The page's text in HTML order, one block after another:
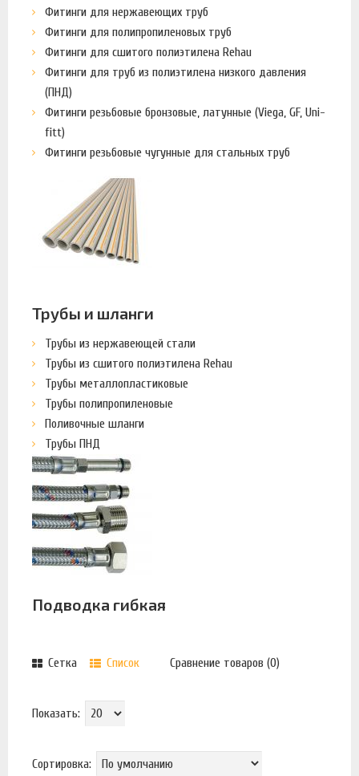
Фитинги для нержавеющих труб
Фитинги для полипропиленовых труб
Фитинги для сшитого полиэтилена Rehau
Фитинги для труб из полиэтилена низкого давления
(ПНД)
Фитинги резьбовые бронзовые, латунные (Viega, GF, Uni-
fitt)
Фитинги резьбовые чугунные для стальных труб
Трубы и шланги
Трубы из нержавеющей стали
Трубы из сшитого полиэтилена Rehau
Трубы металлопластиковые
Трубы полипропиленовые
Поливочные шланги
Трубы ПНД
Подводка гибкая
Сетка Список Сравнение товаров (0)
Показать:
Сортировка: